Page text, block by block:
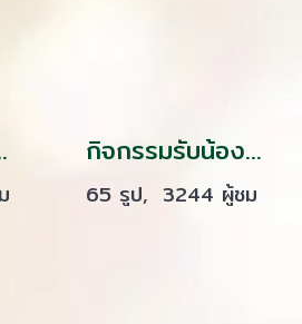
ยพยาบาลรุ่นที่ 40 กิจกรรมรับน้อง และท่องเที่ยว รุ่น 14,15
65 รูป, 3244 ผู้ชม